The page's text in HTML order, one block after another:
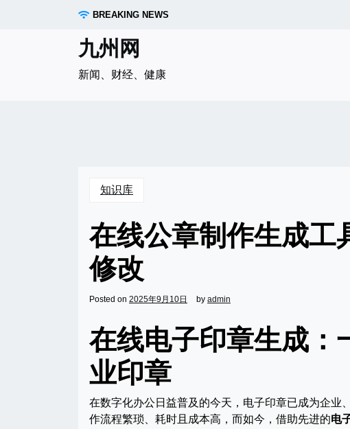
BREAKING NEWS
九州网
新闻、财经、健康
知识库
在线公章制作生成工
修改
Posted on 2025年9月10日 by admin
在线电子印章生成：
业印章
在数字化办公日益普及的今天，电子印章已成为企业
作流程繁琐、耗时且成本高，而如今，借助先进的电